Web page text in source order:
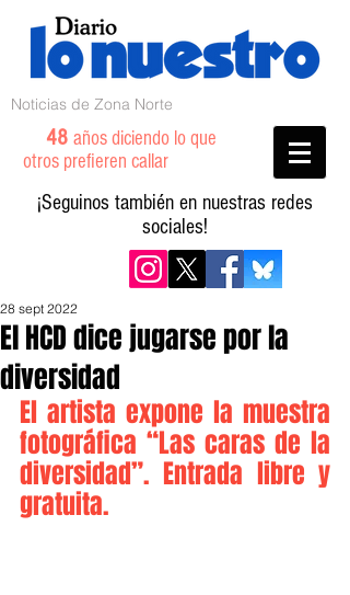
Noticias de Zona Norte
48 años diciendo lo que
otros prefieren callar
¡Seguinos también en nuestras redes
sociales!
El HCD dice jugarse por la
diversidad
28 sept 2022
El artista expone la muestra
fotográfica “Las caras de la
diversidad”. Entrada libre y
gratuita.